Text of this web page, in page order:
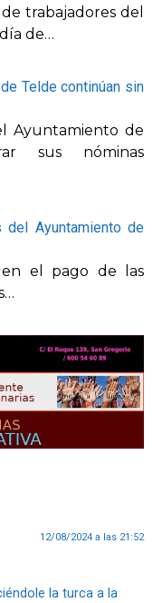
trabajadores del
de…
Telde continúan sin
Ayuntamiento de
sus nóminas
del Ayuntamiento de
el pago de las
12/08/2024 a las 21:52
la turca a la